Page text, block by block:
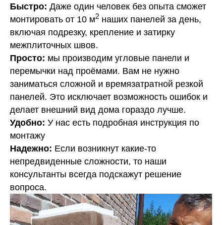
Быстро: Даже один человек без опыта сможет
монтировать от 10 м2 наших панелей за день,
включая подрезку, крепление и затирку
межплиточных швов.
Просто: мы производим угловые панели и
перемычки над проёмами. Вам не нужно
заниматься сложной и времязатратной резкой
панелей. Это исключает возможность ошибок и
делает внешний вид дома гораздо лучше.
Удобно: У нас есть подробная инструкция по
монтажу
Надежно: Если возникнут какие-то
непредвиденные сложности, то наши
консультанты всегда подскажут решение
вопроса.